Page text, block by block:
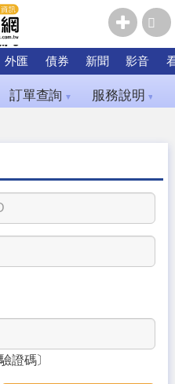
外匯 債券 新聞 影音
訂單查詢 ▼ 服務說明 ▼
證碼〕